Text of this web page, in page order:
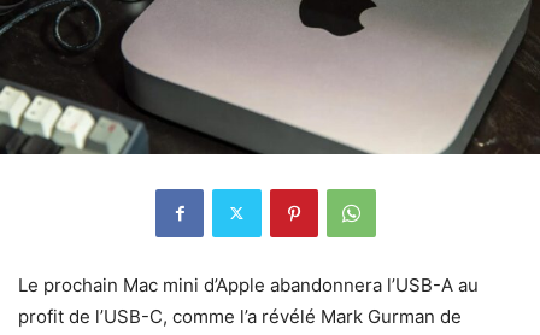
Le prochain Mac mini d’Apple abandonnera l’USB-A au
profit de l’USB-C, comme l’a révélé Mark Gurman de